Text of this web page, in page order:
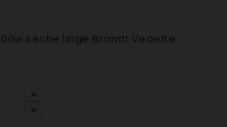
sèche linge Brandt Vedette